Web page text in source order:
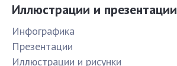
Иллюстрации и презентации
Инфографика
Презентации
Иллюстрации и рисунки